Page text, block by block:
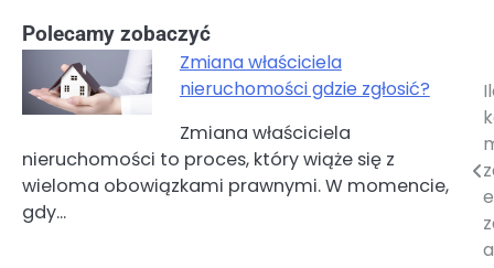
Polecamy zobaczyć
Zmiana właściciela
nieruchomości gdzie zgłosić?
Zmiana właściciela
nieruchomości to proces, który wiąże się z
wieloma obowiązkami prawnymi. W momencie,
gdy…
Nawigacja